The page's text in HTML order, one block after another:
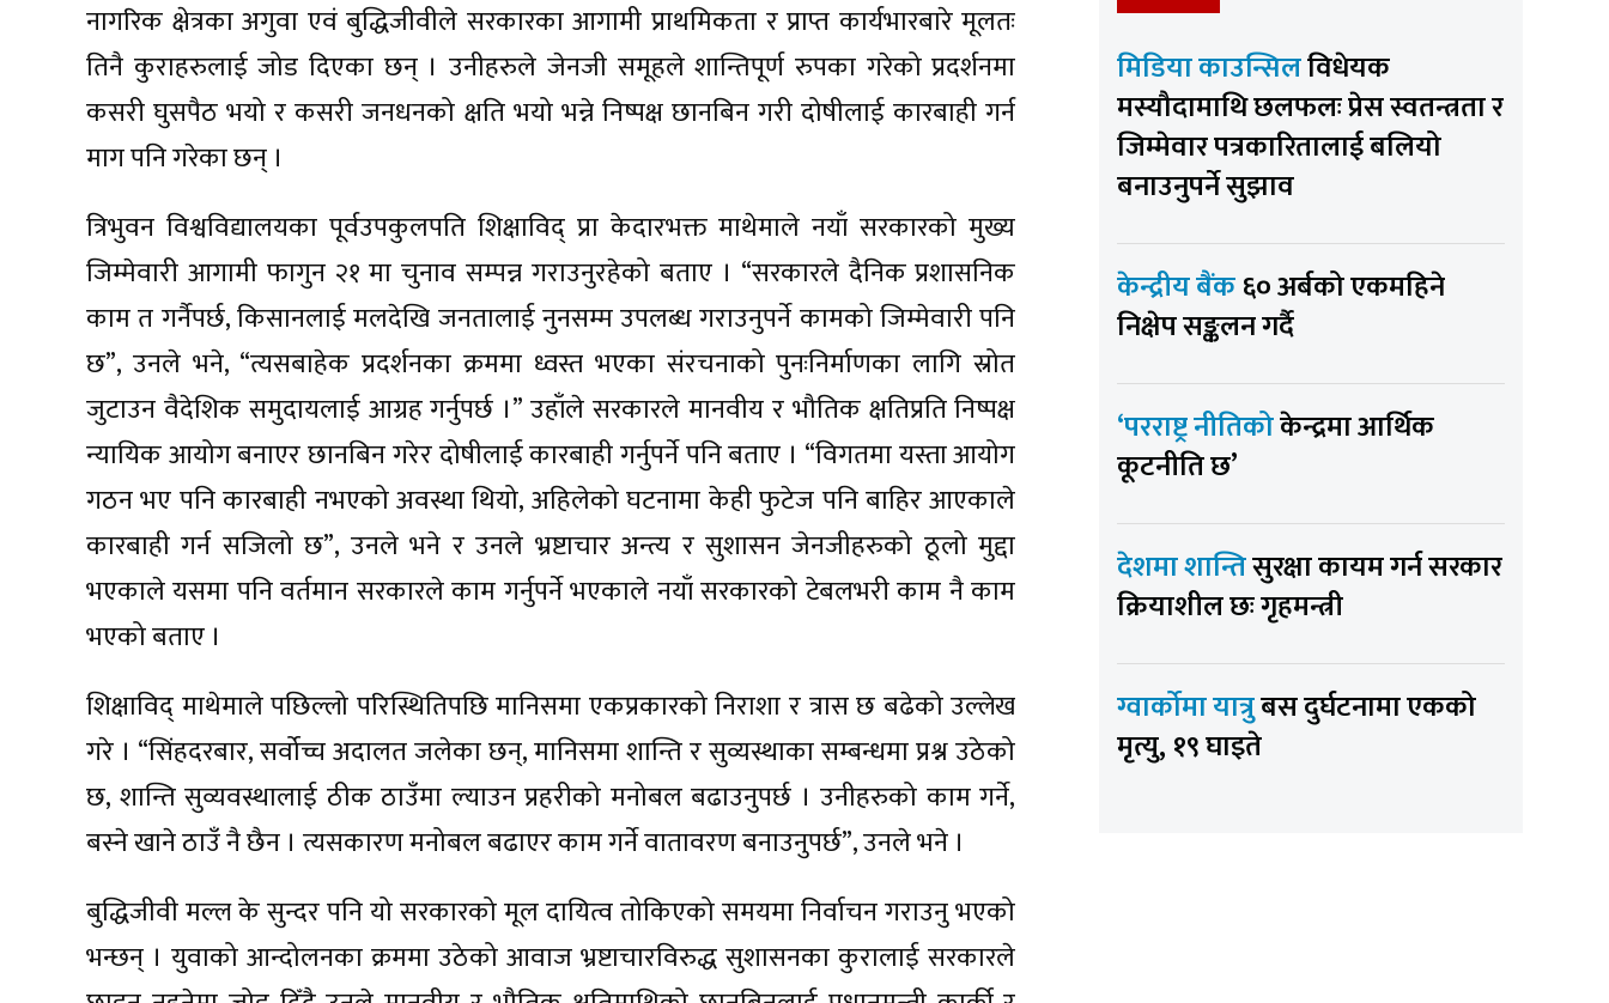
नागरिक क्षेत्रका अगुवा एवं बुद्धिजीवीले सरकारका आगामी प्राथमिकता र प्राप्त कार्यभारबारे मूलतः
तिनै कुराहरुलाई जोड दिएका छन् । उनीहरुले जेनजी समूहले शान्तिपूर्ण रुपका गरेको प्रदर्शनमा
कसरी घुसपैठ भयो र कसरी जनधनको क्षति भयो भन्ने निष्पक्ष छानबिन गरी दोषीलाई कारबाही गर्न
माग पनि गरेका छन् ।
त्रिभुवन विश्वविद्यालयका पूर्वउपकुलपति शिक्षाविद् प्रा केदारभक्त माथेमाले नयाँ सरकारको मुख्य
जिम्मेवारी आगामी फागुन २१ मा चुनाव सम्पन्न गराउनुरहेको बताए । “सरकारले दैनिक प्रशासनिक
काम त गर्नैपर्छ, किसानलाई मलदेखि जनतालाई नुनसम्म उपलब्ध गराउनुपर्ने कामको जिम्मेवारी पनि
छ”, उनले भने, “त्यसबाहेक प्रदर्शनका क्रममा ध्वस्त भएका संरचनाको पुनःनिर्माणका लागि स्रोत
जुटाउन वैदेशिक समुदायलाई आग्रह गर्नुपर्छ ।” उहाँले सरकारले मानवीय र भौतिक क्षतिप्रति निष्पक्ष
न्यायिक आयोग बनाएर छानबिन गरेर दोषीलाई कारबाही गर्नुपर्ने पनि बताए । “विगतमा यस्ता आयोग
गठन भए पनि कारबाही नभएको अवस्था थियो, अहिलेको घटनामा केही फुटेज पनि बाहिर आएकाले
कारबाही गर्न सजिलो छ”, उनले भने र उनले भ्रष्टाचार अन्त्य र सुशासन जेनजीहरुको ठूलो मुद्दा
भएकाले यसमा पनि वर्तमान सरकारले काम गर्नुपर्ने भएकाले नयाँ सरकारको टेबलभरी काम नै काम
भएको बताए ।
शिक्षाविद् माथेमाले पछिल्लो परिस्थितिपछि मानिसमा एकप्रकारको निराशा र त्रास छ बढेको उल्लेख
गरे । “सिंहदरबार, सर्वोच्च अदालत जलेका छन्, मानिसमा शान्ति र सुव्यस्थाका सम्बन्धमा प्रश्न उठेको
छ, शान्ति सुव्यवस्थालाई ठीक ठाउँमा ल्याउन प्रहरीको मनोबल बढाउनुपर्छ । उनीहरुको काम गर्ने,
बस्ने खाने ठाउँ नै छैन । त्यसकारण मनोबल बढाएर काम गर्ने वातावरण बनाउनुपर्छ”, उनले भने ।
बुद्धिजीवी मल्ल के सुन्दर पनि यो सरकारको मूल दायित्व तोकिएको समयमा निर्वाचन गराउनु भएको
भन्छन् । युवाको आन्दोलनका क्रममा उठेको आवाज भ्रष्टाचारविरुद्ध सुशासनका कुरालाई सरकारले
मिडिया काउन्सिलविधेयक
मस्यौदामाथि छलफलः प्रेस स्वतन्त्रता र
जिम्मेवार पत्रकारितालाई बलियो
बनाउनुपर्ने सुझाव
केन्द्रीय बैंक६० अर्बको एकमहिने
निक्षेप सङ्कलन गर्दै
‘परराष्ट्र नीतिकोकेन्द्रमा आर्थिक
कूटनीति छ’
देशमा शान्तिसुरक्षा कायम गर्न सरकार
क्रियाशील छः गृहमन्त्री
ग्वार्कोमा यात्रुबस दुर्घटनामा एकको
मृत्यु, १९ घाइते